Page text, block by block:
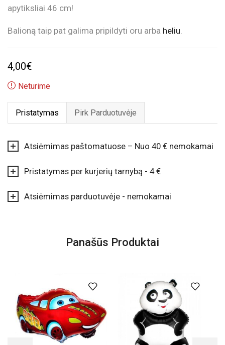
apytiksliai 46 cm!
Balioną taip pat galima pripildyti oru arba heliu.
4,00€
Neturime
Pristatymas Pirk Parduotuvėje
Atsiėmimas paštomatuose – Nuo 40 € nemokamai
Pristatymas per kurjerių tarnybą - 4 €
Atsiėmimas parduotuvėje - nemokamai
Panašūs Produktai